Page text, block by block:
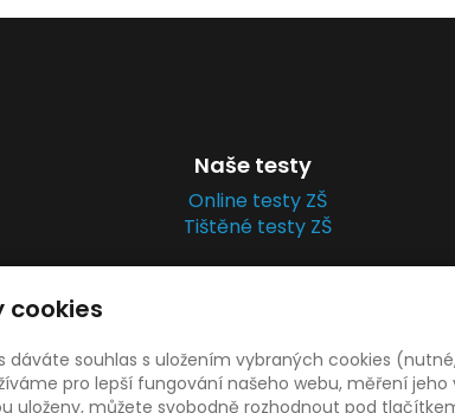
Naše testy
Online testy ZŠ
Tištěné testy ZŠ
Kalibro Projekt, s.r.o. |Mapa webu|
cookies
dáváte souhlas s uložením vybraných cookies
pro lepší fungování našeho webu, měření
uloženy, můžete svobodně rozhodnout pod